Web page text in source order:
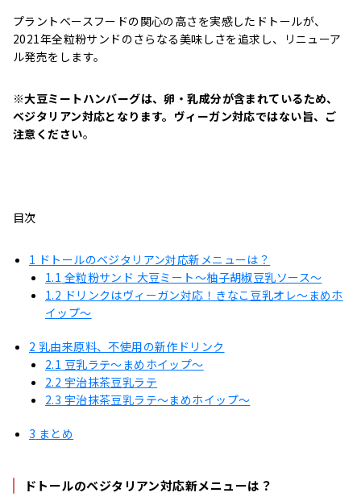
プラントベースフードの関心の高さを実感したドトールが、
2021年全粒粉サンドのさらなる美味しさを追求し、リニューア
ル発売をします。
※大豆ミートハンバーグは、卵・乳成分が含まれているため、
ベジタリアン対応となります。ヴィーガン対応ではない旨、ご
注意ください。
目次
1 ドトールのベジタリアン対応新メニューは？
1.1 全粒粉サンド 大豆ミート～柚子胡椒豆乳ソース～
1.2 ドリンクはヴィーガン対応！きなこ豆乳オレ～まめホ
イップ～
2 乳由来原料、不使用の新作ドリンク
2.1 豆乳ラテ～まめホイップ～
2.2 宇治抹茶豆乳ラテ
2.3 宇治抹茶豆乳ラテ～まめホイップ～
3 まとめ
ドトールのベジタリアン対応新メニューは？